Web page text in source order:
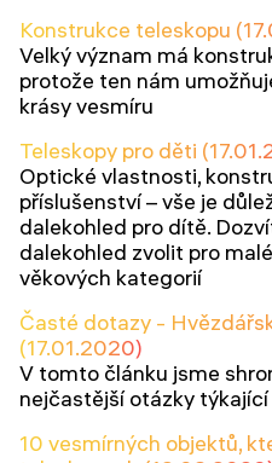
Konstrukce teleskopu
Velký význam má
protože ten nám
krásy vesmíru
Teleskopy pro děti
Optické vlastnosti,
příslušenství – vše je
dalekohled pro dítě.
dalekohled zvolit pro
věkových kategorií
Časté dotazy -
(17.01.2020)
V tomto článku jsme
nejčastější otázky
10 vesmírných objektů,